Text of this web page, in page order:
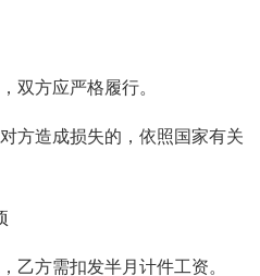
双方应严格履行。
方造成损失的，依照国家有关
乙方需扣发半月计件工资。